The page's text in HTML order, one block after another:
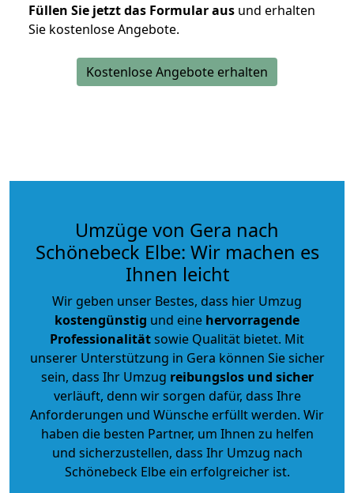
Füllen Sie jetzt das Formular aus und erhalten
Sie kostenlose Angebote.
Kostenlose Angebote erhalten
Umzüge von Gera nach
Schönebeck Elbe: Wir machen es
Ihnen leicht
Wir geben unser Bestes, dass hier Umzug
kostengünstig und eine hervorragende
Professionalitätsowie Qualität bietet. Mit
unserer Unterstützung in Gera können Sie sicher
sein, dass Ihr Umzug reibungslos und sicher
verläuft, denn wir sorgen dafür, dass Ihre
Anforderungen und Wünsche erfüllt werden. Wir
haben die besten Partner, um Ihnen zu helfen
und sicherzustellen, dass Ihr Umzug nach
Schönebeck Elbe ein erfolgreicher ist.